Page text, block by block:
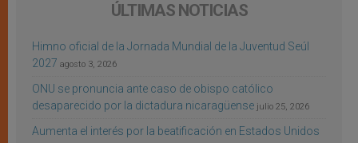
ÚLTIMAS NOTICIAS
Himno oficial de la Jornada Mundial de la Juventud Seúl
2027 agosto 3, 2026
ONU se pronuncia ante caso de obispo católico
desaparecido por la dictadura nicaragüense julio 25, 2026
Aumenta el interés por la beatificación en Estados Unidos